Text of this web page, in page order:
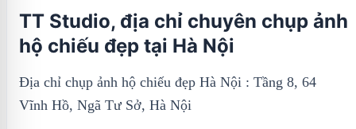
TT Studio, địa chỉ chuyên chụp ảnh
hộ chiếu đẹp tại Hà Nội
Địa chỉ chụp ảnh hộ chiếu đẹp Hà Nội : Tầng 8, 64
Vĩnh Hồ, Ngã Tư Sở, Hà Nội